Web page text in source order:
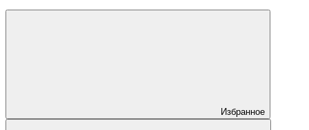
Избранное